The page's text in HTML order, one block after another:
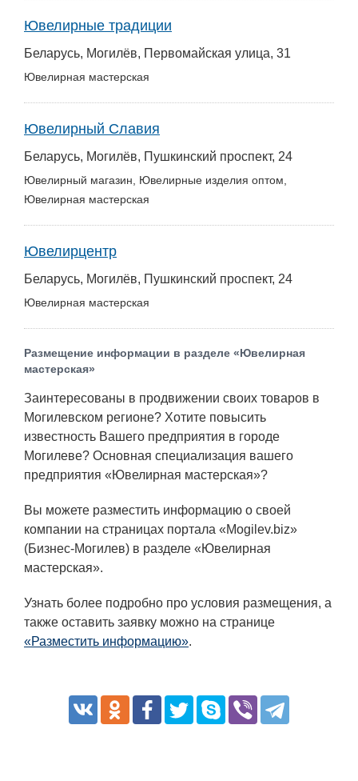
Ювелирные традиции
Беларусь, Могилёв, Первомайская улица, 31
Ювелирная мастерская
Ювелирный Славия
Беларусь, Могилёв, Пушкинский проспект, 24
Ювелирный магазин, Ювелирные изделия оптом,
Ювелирная мастерская
Ювелирцентр
Беларусь, Могилёв, Пушкинский проспект, 24
Ювелирная мастерская
Размещение информации в разделе «Ювелирная
мастерская»
Заинтересованы в продвижении своих товаров в
Могилевском регионе? Хотите повысить
известность Вашего предприятия в городе
Могилеве? Основная специализация вашего
предприятия «Ювелирная мастерская»?
Вы можете разместить информацию о своей
компании на страницах портала «Mogilev.biz»
(Бизнес-Могилев) в разделе «Ювелирная
мастерская».
Узнать более подробно про условия размещения, а
также оставить заявку можно на странице
«Разместить информацию».